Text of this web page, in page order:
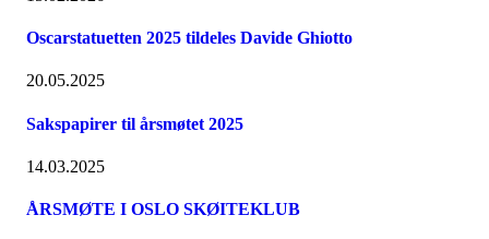
Oscarstatuetten 2025 tildeles Davide Ghiotto
20.05.2025
Sakspapirer til årsmøtet 2025
14.03.2025
ÅRSMØTE I OSLO SKØITEKLUB